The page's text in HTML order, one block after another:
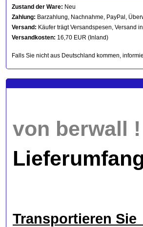
Zustand der Ware: Neu
Zahlung: Barzahlung, Nachnahme, PayPal,
Versand: Käufer trägt Versandspesen, Versand
Versandkosten: 16,70 EUR (Inland)
Falls Sie nicht aus Deutschland kommen,
von berwall !
Transportieren